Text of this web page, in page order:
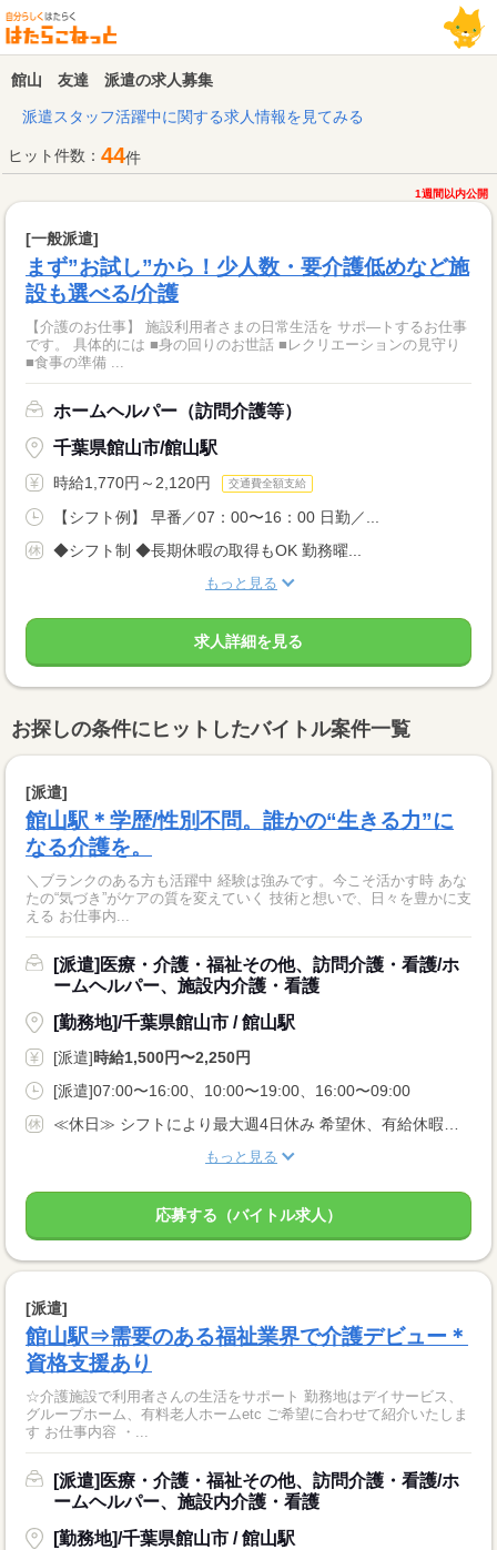
館山 友達 派遣の求人募集
派遣スタッフ活躍中に関する求人情報を見てみる
ヒット件数： 44件
1週間以内公開
[一般派遣]
まず”お試し”から！少人数・要介護低めなど施
設も選べる/介護
【介護のお仕事】 施設利用者さまの日常生活を サポ―トするお仕事
です。 具体的には ■身の回りのお世話 ■レクリエーションの見守り
■食事の準備 ...
ホームヘルパー（訪問介護等）
千葉県館山市/館山駅
時給1,770円～2,120円 交通費全額支給
【シフト例】 早番／07：00〜16：00 日勤／...
◆シフト制 ◆長期休暇の取得もOK 勤務曜...
もっと見る
求人詳細を見る
お探しの条件にヒットしたバイトル案件一覧
[派遣]
館山駅＊学歴/性別不問。誰かの“生きる力”に
なる介護を。
＼ブランクのある方も活躍中 経験は強みです。今こそ活かす時 あな
たの“気づき”がケアの質を変えていく 技術と想いで、日々を豊かに支
える お仕事内...
[派遣]医療・介護・福祉その他、訪問介護・看護/ホ
ームヘルパー、施設内介護・看護
[勤務地]/千葉県館山市 / 館山駅
[派遣]時給1,500円〜2,250円
[派遣]07:00〜16:00、10:00〜19:00、16:00〜09:00
≪休日≫ シフトにより最大週4日休み 希望休、有給休暇あり
もっと見る
応募する（バイトル求人）
[派遣]
館山駅⇒需要のある福祉業界で介護デビュー＊
資格支援あり
☆介護施設で利用者さんの生活をサポート 勤務地はデイサービス、
グループホーム、有料老人ホームetc ご希望に合わせて紹介いたしま
す お仕事内容 ・...
[派遣]医療・介護・福祉その他、訪問介護・看護/ホ
ームヘルパー、施設内介護・看護
[勤務地]/千葉県館山市 / 館山駅